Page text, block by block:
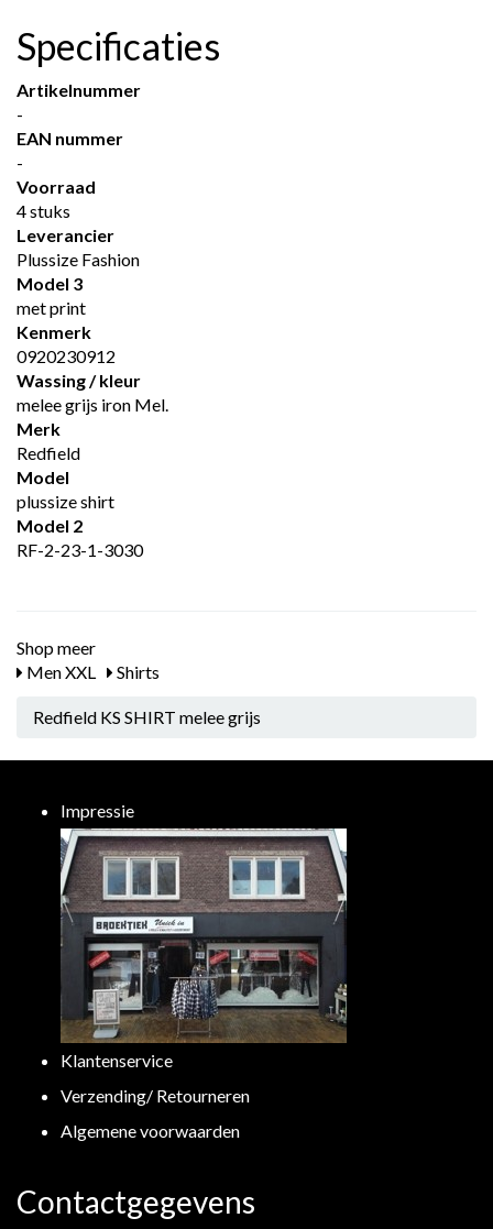
Specificaties
Artikelnummer
-
EAN nummer
-
Voorraad
4 stuks
Leverancier
Plussize Fashion
Model 3
met print
Kenmerk
0920230912
Wassing / kleur
melee grijs iron Mel.
Merk
Redfield
Model
plussize shirt
Model 2
RF-2-23-1-3030
Shop meer
Men XXL
Shirts
Redfield KS SHIRT melee grijs
Impressie
Klantenservice
Verzending/ Retourneren
Algemene voorwaarden
Contactgegevens